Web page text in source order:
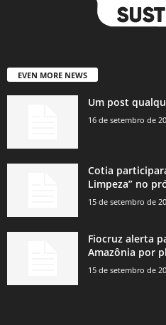
EVEN MORE NEWS
Um post
16 de setembro de
Cotia
Limpeza” no
15 de setembro de
Fiocruz alerta
Amazônia por
15 de setembro de